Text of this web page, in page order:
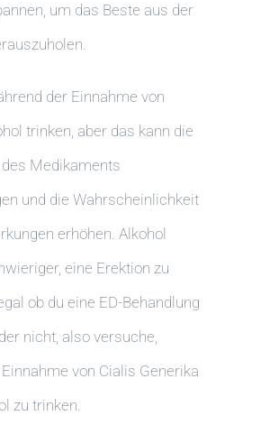
um das Beste aus der
der Einnahme von
trinken, aber das kann die
Medikaments
und die Wahrscheinlichkeit
erhöhen. Alkohol
eine Erektion zu
ob du eine ED-Behandlung
nicht, also versuche,
von Cialis Generika
zu trinken.